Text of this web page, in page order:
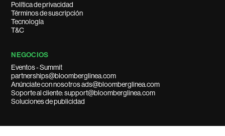
Política de privacidad
Términos de suscripción
Tecnología
T&C
NEGOCIOS
Eventos - Summit
partnerships@bloomberglinea.com
Anúnciate con nosotros ads@bloomberglinea.com
Soporte al cliente: support@bloomberglinea.com
Soluciones de publicidad